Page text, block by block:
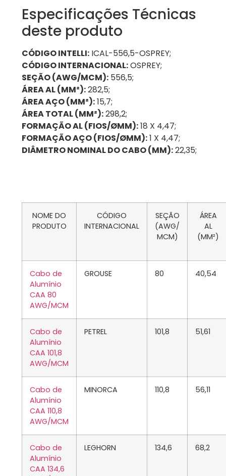
Especificações Técnicas
deste produto
CÓDIGO INTELLI: ICAL-556,5-OSPREY;
CÓDIGO INTERNACIONAL:OSPREY;
SEÇÃO (AWG/MCM): 556,5;
ÁREA AL (MM²):282,5;
ÁREA AÇO (MM²):15,7;
ÁREA TOTAL (MM²):298,2;
FORMAÇÃO AL (FIOS/ØMM):18 X 4,47;
FORMAÇÃO AÇO (FIOS/ØMM):1 X 4,47;
DIÂMETRO NOMINAL DO CABO (MM):22,35;
NOME DO
PRODUTO
CÓDIGO
INTERNACIONAL
SEÇÃO
(AWG/
MCM)
ÁREA
AL
(MM²)
Cabo de
Alumínio
CAA 80
AWG/MCM
GROUSE 80 40,54
Cabo de
Alumínio
CAA 101,8
AWG/MCM
PETREL 101,8 51,61
Cabo de
Alumínio
CAA 110,8
AWG/MCM
MINORCA 110,8 56,11
Cabo de
Alumínio
CAA 134,6
LEGHORN 134,6 68,2